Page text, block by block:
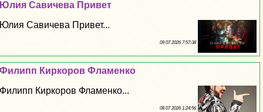
Юлия Савичева Привет
Юлия Савичева Привет...
09 07 2026 7:57:38
Филипп Киркоров Фламенко
Филипп Киркоров Фламенко...
08 07 2026 1:24:56